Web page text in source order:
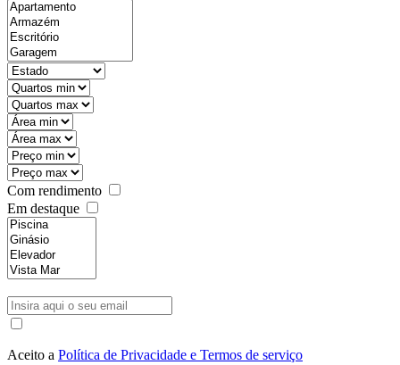
Com rendimento
Em destaque
Aceito a Política de Privacidade e Termos de serviço